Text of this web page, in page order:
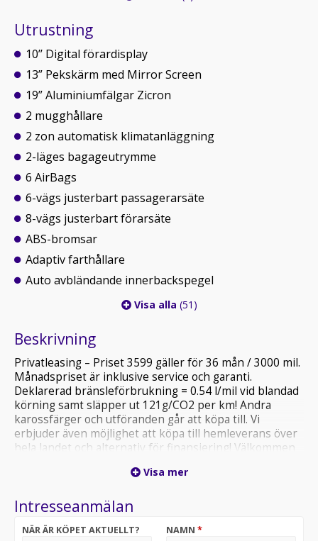
Utrustning
10’’ Digital förardisplay
13” Pekskärm med Mirror Screen
19” Aluminiumfälgar Zicron
2 mugghållare
2 zon automatisk klimatanläggning
2-läges bagageutrymme
6 AirBags
6-vägs justerbart passagerarsäte
8-vägs justerbart förarsäte
ABS-bromsar
Adaptiv farthållare
Auto avbländande innerbackspegel
Visa alla (51)
Beskrivning
Privatleasing – Priset 3599 gäller för 36 mån / 3000 mil.
Månadspriset är inklusive service och garanti.
Deklarerad bränsleförbrukning = 0.54 l/mil vid blandad
körning samt släpper ut 121g/CO2 per km! Andra
karossfärger och utföranden går att köpa till. Vi
erbjuder även möjlighet att köpa till hemleverans över
hela landet och alternativ för finansiering! Välkommen
leveransinformation. Varmt välkommen in på besök till
Norrtälje eller Lund!
skilja sig från din faktiska konfiguration.
Visa mer
Intresseanmälan
NÄR ÄR KÖPET AKTUELLT? NAMN *